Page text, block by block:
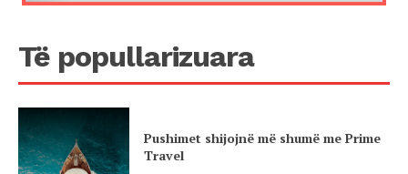
Të popullarizuara
Pushimet shijojnë më shumë me Prime
Travel